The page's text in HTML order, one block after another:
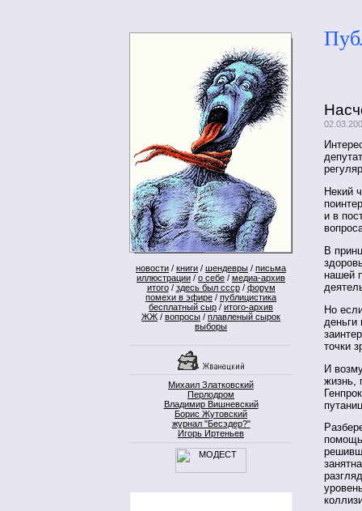
новости / книги / шендевры / письма
иллюстрации / о себе / медиа-архив
итого/ здесь был ссср/ форум
помехи в эфире / публицистика
бесплатный сыр / итого-архив
ЖЖ / вопросы / плавленый сырок
выборы
Михаил Златковский
Перлодром
Владимир Вишневский
Борис Жутовский
журнал "Бесэдер?"
Игорь Иртеньев
Некий
и в
В
нашей
Но
деньги
точки
И
жизнь,